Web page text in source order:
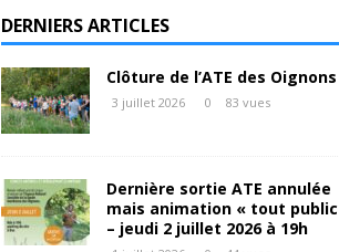
DERNIERS ARTICLES
Clôture de l’ATE des Oignons
3 juillet 2026 0 83 vues
Dernière sortie ATE annulée
mais animation « tout
– jeudi 2 juillet 2026 à 19h